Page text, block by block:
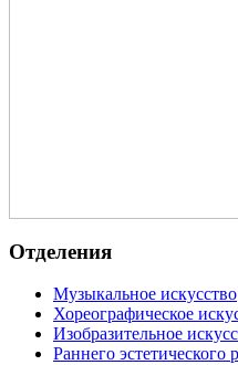
Отделения
Музыкальное искусство
Хореографическое
Изобразительное
Раннего эстетического